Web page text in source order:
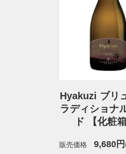
Hyakuzi ブリ
ラディショナ
ド 【化粧
販売価格 9,680